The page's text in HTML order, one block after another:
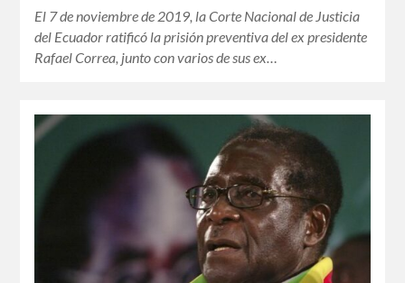
El 7 de noviembre de 2019, la Corte Nacional de Justicia
del Ecuador ratificó la prisión preventiva del ex presidente
Rafael Correa, junto con varios de sus ex…